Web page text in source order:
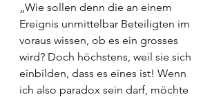
„Wie sollen denn die an einem
Ereignis unmittelbar Beteiligten im
voraus wissen, ob es ein grosses
wird? Doch höchstens, weil sie sich
einbilden, dass es eines ist! Wenn
ich also paradox sein darf, möchte